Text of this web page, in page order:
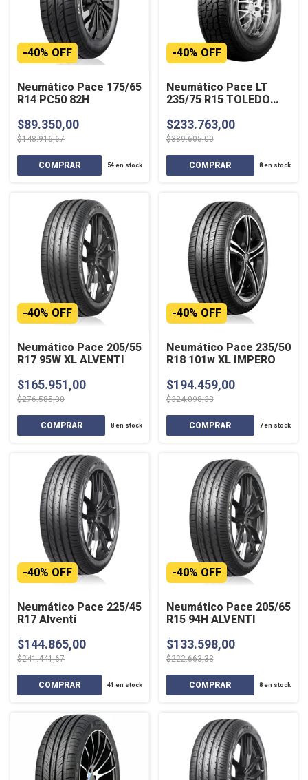
Neumático Pace 175/65
R14 PC50 82H
-40% OFF
$89.350,00
$148.916,67
54en stock
Neumático Pace LT
235/75 R15 TOLEDO
-40% OFF
$233.763,00
$389.605,00
8 en stock
Neumático Pace 205/55
R17 95W XL ALVENTI
-40% OFF
$165.951,00
$276.585,00
8en stock
Neumático Pace 235/50
R18 101w XL IMPERO
-40% OFF
$194.459,00
$324.098,33
7en stock
Neumático Pace 225/45
R17 Alventi
-40% OFF
$144.865,00
$241.441,67
41 en stock
Neumático Pace 205/65
R15 94H ALVENTI
-40% OFF
$133.598,00
$222.663,33
8 en stock